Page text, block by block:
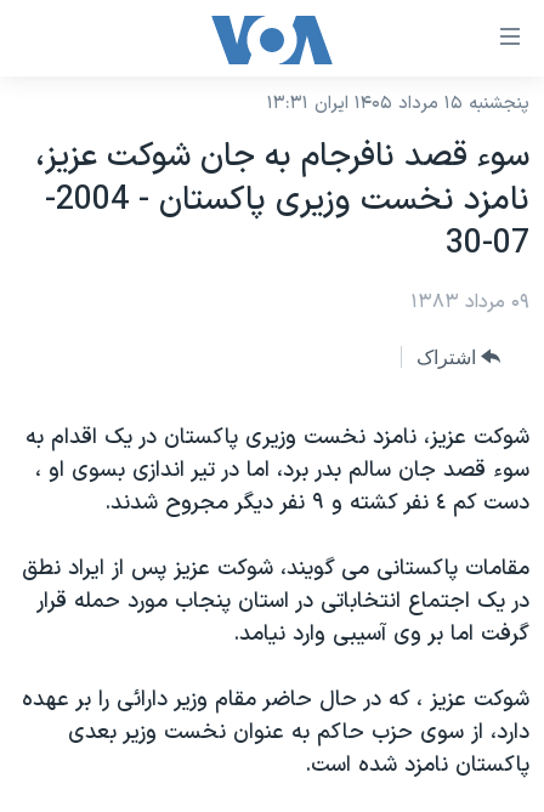
لینکهای
دسترسی
جهش
محتوای
اصلی
به
صفحه
به
جستجو
نسخه سبک وب‌سایت
موضوع ها
آمریکا
جهان
گزیده‌ها
ویژه برنامه‌ها
ویدیوها
فرهنگ و زندگی
حقوق شهروندی
علم و فناوری
اسرائیل در جنگ
برنامه های تلویزیونی
جدول برنامه ها
صفحه‌های ویژه
عملیات خشم حماسی
۲۵۰سالگی آمریکا
بایگانی برنامه‌های تلویزیونی
مستندها
انتخابات ریاست جمهوری آمریکا ۲۰۲۴
رمز مهسا
ورزش زنان در ایران
پخش رادیویی
یادگیری زبان انگلیسی
دنبال کنید
زبانهای مختلف
پنجشنبه ۱۵ مرداد ۱۴۰۵ ایران ۱۳:۳۱
سوء قصد نافرجام به جان شوکت عزيز،
نامزد نخست وزيری پاکستان - 2004-
07-30
۰۹ مرداد ۱۳۸۳
اشتراک
شوکت عزيز، نامزد نخست وزيری پاکستان در يک اقدام به
سوء قصد جان سالم بدر برد، اما در تير اندازی بسوی او ،
دست کم ٤ نفر کشته و ۹ نفر ديگر مجروح شدند.
مقامات پاکستانی می گويند، شوکت عزيز پس از ايراد نطق
در يک اجتماع انتخاباتی در استان پنجاب مورد حمله قرار
گرفت اما بر وی آسيبی وارد نيامد.
شوکت عزيز ، که در حال حاضر مقام وزير دارائی را بر عهده
دارد، از سوی حزب حاکم به عنوان نخست وزير بعدی
پاکستان نامزد شده است.